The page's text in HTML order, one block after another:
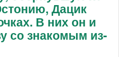
Дацик
В них он и
со знакомым из-